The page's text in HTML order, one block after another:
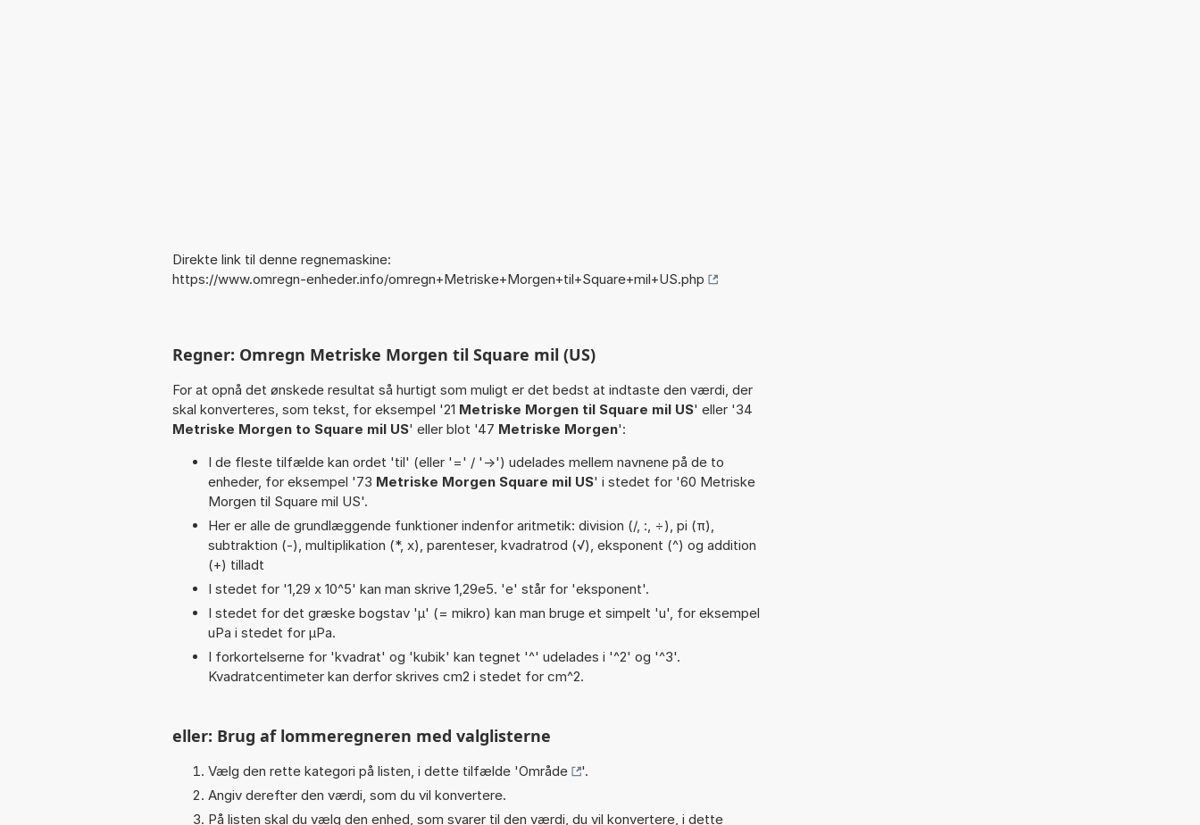
Direkte link til denne regnemaskine:
https://www.omregn-enheder.info/omregn+Metriske+Morgen+til+Square+mil+US.php
Regner: Omregn Metriske Morgen til Square mil (US)
For at opnå det ønskede resultat så hurtigt som muligt er det bedst at indtaste den værdi, der
skal konverteres, som tekst, for eksempel '21 Metriske Morgen til Square mil US' eller '34
Metriske Morgen to Square mil US' eller blot '47 Metriske Morgen':
I de fleste tilfælde kan ordet 'til' (eller '=' / '->') udelades mellem navnene på de to
enheder, for eksempel '73 Metriske Morgen Square mil US' i stedet for '60 Metriske
Morgen til Square mil US'.
Her er alle de grundlæggende funktioner indenfor aritmetik: division (/, :, ÷), pi (π),
subtraktion (-), multiplikation (*, x), parenteser, kvadratrod (√), eksponent (^) og addition
(+) tilladt
I stedet for '1,29 x 10^5' kan man skrive 1,29e5. 'e' står for 'eksponent'.
I stedet for det græske bogstav 'µ' (= mikro) kan man bruge et simpelt 'u', for eksempel
uPa i stedet for µPa.
I forkortelserne for 'kvadrat' og 'kubik' kan tegnet '^' udelades i '^2' og '^3'.
Kvadratcentimeter kan derfor skrives cm2 i stedet for cm^2.
eller: Brug af lommeregneren med valglisterne
Vælg den rette kategori på listen, i dette tilfælde 'Område
'.
Angiv derefter den værdi, som du vil konvertere.
På listen skal du vælg den enhed, som svarer til den værdi, du vil konvertere, i dette